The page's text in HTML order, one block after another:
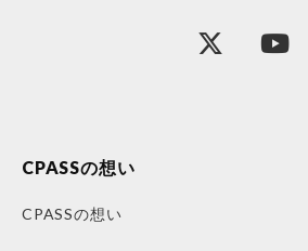
CPASSの想い
CPASSの想い